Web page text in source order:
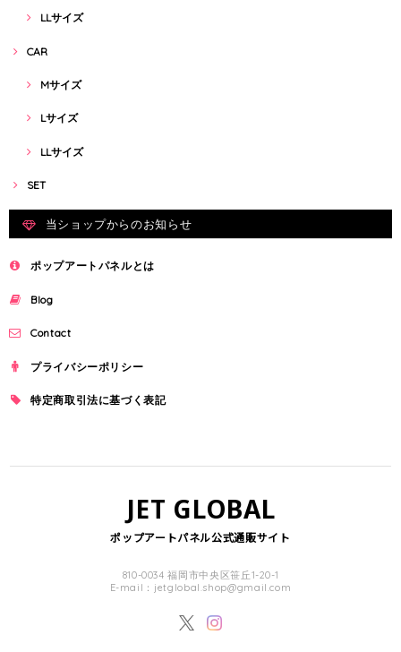
LLサイズ
CAR
Mサイズ
Lサイズ
LLサイズ
SET
当ショップからのお知らせ
ポップアートパネルとは
Blog
Contact
プライバシーポリシー
特定商取引法に基づく表記
JET GLOBAL
ポップアートパネル公式通販サイト
810-0034 福岡市中央区笹丘1-20-1
E-mail： jetglobal.shop@gmail.com